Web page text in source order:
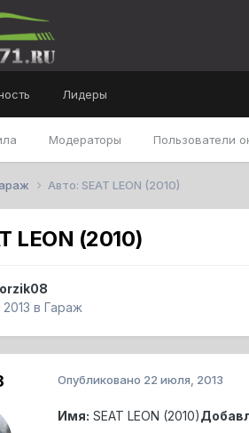
Модераторы Пользователи
Лидеры
Авто: SEAT LEON (2010)
LEON (2010)
в Гараж
Опубликовано 22 июля, 2013
Имя: SEAT LEON (2010)